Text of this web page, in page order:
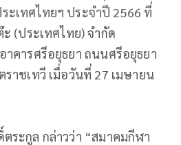
เทศไทยฯ ประจำปี 2566 ที่
(ประเทศไทย) จำกัด
คารศรีอยุธยา ถนนศรีอยุธยา
าชเทวี เมื่อวันที่ 27 เมษายน
ระกูล กล่าวว่า “สมาคมกีฬา